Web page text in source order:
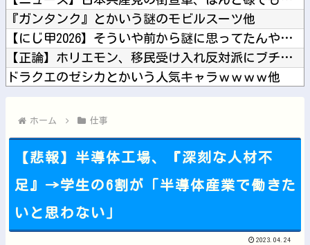
『ガンタンク』とかいう謎のモビルスーツ他
【にじ甲2026】そういや前から謎に思ってたんやがなんでマド...
【正論】ホリエモン、移民受け入れ反対派にブチギレ→スタジオ誰...
ドラクエのゼシカとかいう人気キャラｗｗｗｗ他
Powered by livedoor 相互RSS
ホーム 仕事
【悲報】半導体工場、『深刻な人材不
足』→学生の6割が「半導体産業で働きた
いと思わない」
2023.04.24